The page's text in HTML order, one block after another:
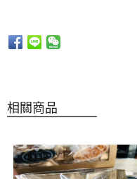
相關商品